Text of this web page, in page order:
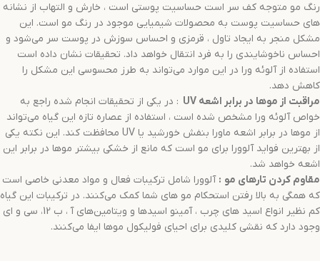
رنگ مو متوجه کف سر است حساسیت پوستی است ، خارش و التهاب از نشانه
های حساسیت پوست به محصولات شیمیایی موجود در رنگ مو است. این
مشکل منجر به ایجاد تاول ، قرمزی و احساس سوزش در پوست سر می‌شود و
احساس ناخوشایندی را به فرد انتقال خواهد داد. تحقیقات نشان داده است
استفاده از آلوئه ورا در این موارد می‌تواند به طرز محسوسی این مشکل را
کاهش دهد.
مراقبت از موها در برابر اشعه UV : در یکی از تحقیقات انجام شده راجع به
خواص آلوئه ورا مشخص شده است ، استفاده از عصاره تازه این گیاه می‌تواند
از موها در برابر اشعه ماورا بنفش خورشید یا UV محافظت کند. این نکته یکی
از بهترین فواید آلوورا برای مو است که مانع از خشکی بیشتر موها در برابر این
اشعه خواهد شد.
مقاوم کردن تارهای مو : آلوورا شامل ترکیبات فعال و مواد معدنی خاصی است
که همگی به بالا رفتن استحکام مو های شما کمک می‌کنند. در ترکیبات این گیاه
کم نظیر انواع اسید های چرب ، آمینو اسیدها و ویتامین‌های آ ، ب 12، سی و ای
وجود دارد که نقشی کلیدی برای احیای فولیکول موها ایفا می‌کنند.